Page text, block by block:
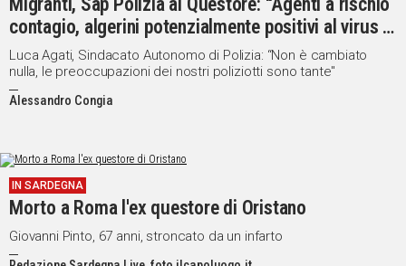
contagio, algerini potenzialmente positivi al virus in
giro”
Luca Agati, Sindacato Autonomo di Polizia: “Non è cambiato
nulla, le preoccupazioni dei nostri poliziotti sono tante"
Alessandro Congia
IN SARDEGNA
Morto a Roma l'ex questore di Oristano
Giovanni Pinto, 67 anni, stroncato da un infarto